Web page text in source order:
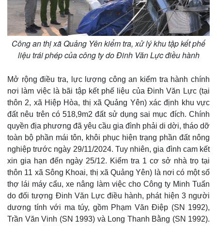
Công an thị xã Quảng Yên kiểm tra, xử lý khu tập kết phế
liệu trái phép của công ty do Đinh Văn Lực điều hành
Mở rộng điều tra, lực lượng công an kiểm tra hành chính
nơi làm việc là bãi tập kết phế liệu của Đinh Văn Lực (tại
thôn 2, xã Hiệp Hòa, thị xã Quảng Yên) xác định khu vực
đất nêu trên có 518,9m2 đất sử dụng sai mục đích. Chính
quyền địa phương đã yêu cầu gia đình phải di dời, tháo dỡ
toàn bộ phần mái tôn, khôi phục hiện trạng phần đất nông
nghiệp trước ngày 29/11/2024. Tuy nhiên, gia đình cam kết
xin gia hạn đến ngày 25/12. Kiểm tra 1 cơ sở nhà trọ tại
thôn 11 xã Sông Khoai, thị xã Quảng Yên) là nơi có một số
thợ lái máy cẩu, xe nâng làm việc cho Công ty Minh Tuấn
do đối tượng Đinh Văn Lực điều hành, phát hiện 3 người
dương tính với ma túy, gồm Phạm Văn Điệp (SN 1992),
Trần Văn Vinh (SN 1993) và Long Thanh Bằng (SN 1992).